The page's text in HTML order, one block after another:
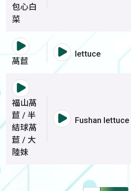
包心白
菜
語音撥放詞彙 萵苣
萵苣
語音撥放詞彙
lettuce
語音撥放詞彙 福山萵
福山萵
苣 / 半
結球萵
苣 / 大
陸妹
語音撥放詞
Fushan lettuce